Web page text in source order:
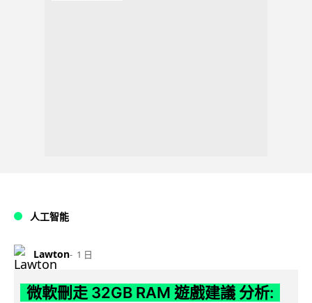
人工智能
Lawton 1 日
微軟刪走 32GB RAM 遊戲建議 分析: